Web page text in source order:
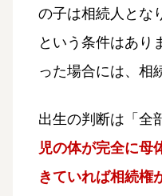
の子は相続人とな
という条件はあり
った場合には、相
出生の判断は「全
児の体が完全に母
きていれば相続権